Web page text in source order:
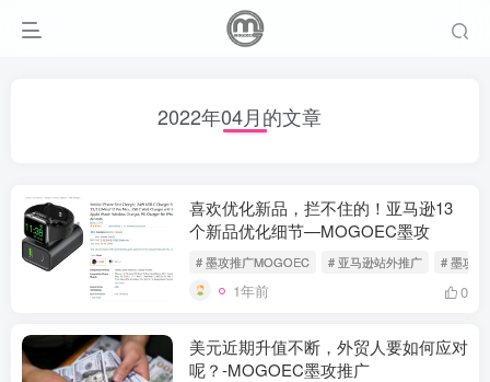
2022年04月的文章
喜欢优化新品，拦不住的！亚马逊13
个新品优化细节—MOGOEC墨攻
# 墨攻推广MOGOEC # 亚马逊站外推广 # 墨攻
1年前 0
美元近期升值不断，外贸人要如何应对
呢？-MOGOEC墨攻推广